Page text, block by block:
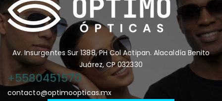
Av. Insurgentes Sur 1388, PH Col Actipan. Alacaldía Benito
Juárez, CP 032330
+5580451570
contacto@optimoopticas.mx